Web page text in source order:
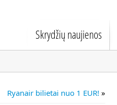
Skrydžių naujienos
Ryanair bilietai nuo 1 EUR! »